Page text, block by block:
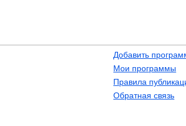
Добавить
Мои программы
Правила
Обратная связь